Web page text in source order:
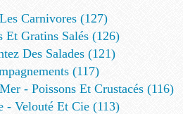
Carnivores (127)
Et Gratins Salés (126)
Des Salades (121)
(117)
- Poissons Et Crustacés (116)
- Velouté Et Cie (113)